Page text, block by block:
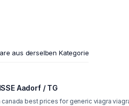
aus derselben Kategorie
Aadorf / TG
best prices for generic viagra viagra